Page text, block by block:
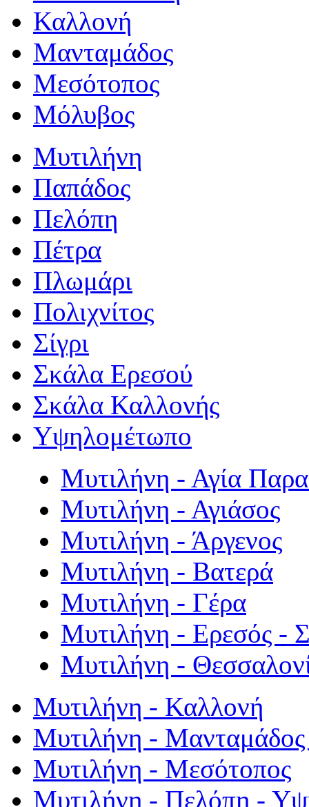
Καλλονή
Μανταμάδος
Μεσότοπος
Μόλυβος
Μυτιλήνη
Παπάδος
Πελόπη
Πέτρα
Πλωμάρι
Πολιχνίτος
Σίγρι
Σκάλα Ερεσού
Σκάλα Καλλονής
Υψηλομέτωπο
Μυτιλήνη - Αγία
Μυτιλήνη - Αγιάσος
Μυτιλήνη - Άργενος
Μυτιλήνη - Βατερά
Μυτιλήνη - Γέρα
Μυτιλήνη - Ερεσός -
Μυτιλήνη -
Μυτιλήνη - Καλλονή
Μυτιλήνη - Μανταμάδος
Μυτιλήνη - Μεσότοπος
Μυτιλήνη - Πελόπη -